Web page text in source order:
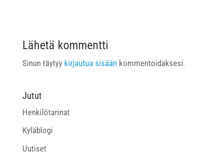
Lähetä kommentti
Sinun täytyy kirjautua sisäänkommentoidaksesi.
Jutut
Henkilötarinat
Kyläblogi
Uutiset